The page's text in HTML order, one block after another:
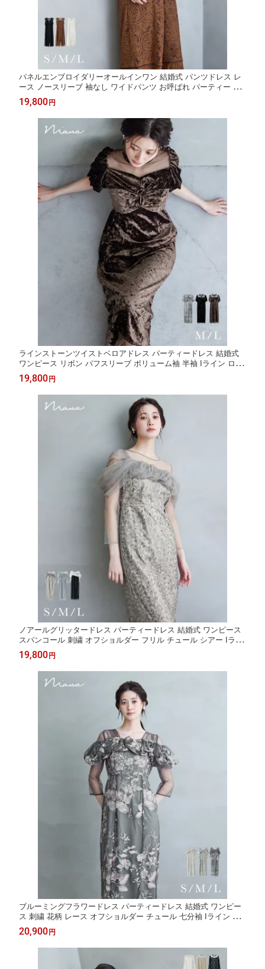
パネルエンブロイダリーオールインワン 結婚式 パンツドレス レ
ース ノースリーブ 袖なし ワイドパンツ お呼ばれ パーティー 二
次会 披露宴 謝恩会 成人式 同窓会 入学式 卒業式 フォーマル オケ
ージョンドレス リゾート 普段使い 花嫁 前撮り 春 夏 秋 冬 黒 白
ブラウン
19,800円
ラインストーンツイストベロアドレス パーティードレス 結婚式
ワンピース リボン パフスリーブ ボリューム袖 半袖 Iライン ロン
グ丈 お呼ばれ パーティー 二次会 披露宴 謝恩会 成人式 同窓会 卒
業式 フォーマル オケージョンドレス 秋 冬 黒 ブラック ブラウン
グレー
19,800円
ノアールグリッタードレス パーティードレス 結婚式 ワンピース
スパンコール 刺繍 オフショルダー フリル チュール シアー Iライ
ン 長袖 お呼ばれ パーティー 二次会 披露宴 謝恩会 成人式 同窓会
卒業式 フォーマル オケージョンドレス 春 夏 秋 冬 黒 ベージュ
グレー
19,800円
ブルーミングフラワードレス パーティードレス 結婚式 ワンピー
ス 刺繍 花柄 レース オフショルダー チュール 七分袖 Iライン お
呼ばれ パーティー 二次会 披露宴 謝恩会 成人式 同窓会 卒業式 フ
ォーマル オケージョンドレス 春 夏 秋 冬 ベージュ カーキ チャコ
20,900円